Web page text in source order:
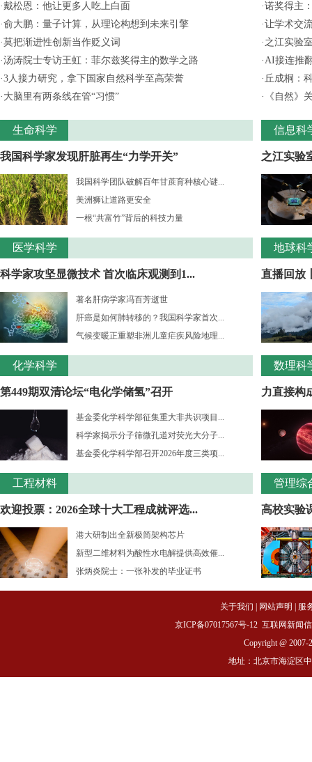
·戴松恩：他让更多人吃上白面
·俞大鹏：量子计算，从理论构想到未来引擎
·莫把渐进性创新当作贬义词
·汤涛院士专访王虹：菲尔兹奖得主的数学之路
·3人接力研究，拿下国家自然科学至高荣誉
· 大脑里有两条线在管“习惯”
生命科学
我国科学家发现肝脏再生“力学开关”
我国科学团队破解百年甘蔗育种核心谜...
美洲狮让道路更安全
一根“共富竹”背后的科技力量
医学科学
科学家攻坚显微技术 首次临床观测到1...
著名肝病学家冯百芳逝世
肝癌是如何肺转移的？我国科学家首次...
气候变暖正重塑非洲儿童疟疾风险地理...
化学科学
第449期双清论坛“电化学储氢”召开
基金委化学科学部征集重大非共识项目...
科学家揭示分子筛微孔道对荧光大分子...
基金委化学科学部召开2026年度三类项...
工程材料
欢迎投票：2026全球十大工程成就评选...
港大研制出全新极简架构芯片
新型二维材料为酸性水电解提供高效催...
张炳炎院士：一张补发的毕业证书
·诺奖得主
·让学术交
· 之江实验
·AI接连推
· 丘成桐：
·
《自然》
信息科
之江实验
地球科
直播回放
数理科
力直接构
管理综
高校实验
关于我们 网站声明
服
京ICP备07017567号-12 互联网新闻
Copyright @ 2007-
地址：北京市海淀区